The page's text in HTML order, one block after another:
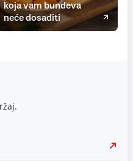
koja vam bundeva
neće dosaditi